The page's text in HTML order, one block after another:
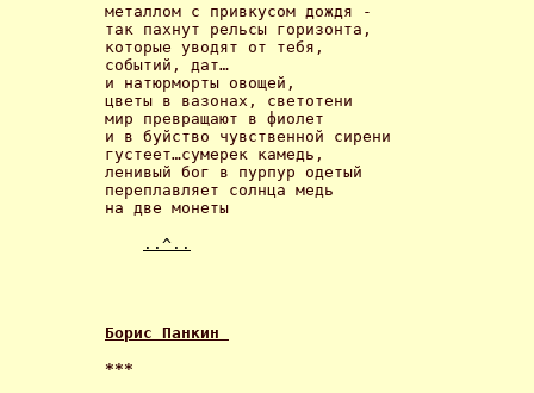
металлом с привкусом дождя -
так пахнут рельсы горизонта,
которые уводят от тебя,
событий, дат…
и натюрморты овощей,
цветы в вазонах, светотени
мир превращают в фиолет
и в буйство чувственной сирени
густеет…сумерек камедь,
ленивый бог в пурпур одетый
переплавляет солнца медь
на две монеты
..^..
Борис Панкин
***